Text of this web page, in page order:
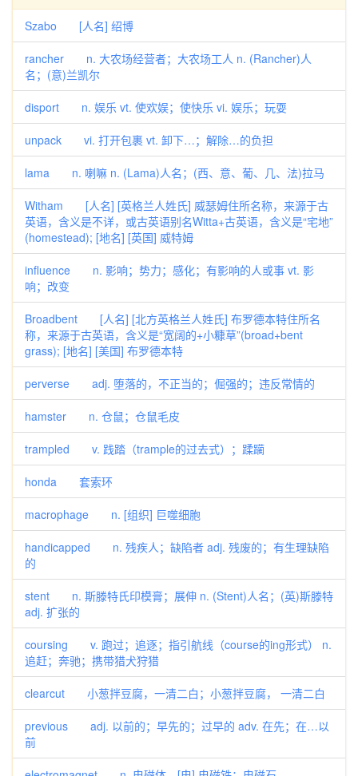
Szabo [人名] 绍博
rancher n. 大农场经营者；大农场工人 n. (Rancher)人
名；(意)兰凯尔
disport n. 娱乐 vt. 使欢娱；使快乐 vi. 娱乐；玩耍
unpack vi. 打开包裹 vt. 卸下…；解除…的负担
lama n. 喇嘛 n. (Lama)人名；(西、意、葡、几、法)拉马
Witham [人名] [英格兰人姓氏] 威瑟姆住所名称，来源于古
英语，含义是不详，或古英语别名Witta+古英语，含义是“宅地”
(homestead); [地名] [英国] 威特姆
influence n. 影响；势力；感化；有影响的人或事 vt. 影
响；改变
Broadbent [人名] [北方英格兰人姓氏] 布罗德本特住所名
称，来源于古英语，含义是“宽阔的+小糠草”(broad+bent
grass); [地名] [美国] 布罗德本特
perverse adj. 堕落的，不正当的；倔强的；违反常情的
hamster n. 仓鼠；仓鼠毛皮
trampled v. 践踏（trample的过去式）；蹂躏
honda 套索环
macrophage n. [组织] 巨噬细胞
handicapped n. 残疾人；缺陷者 adj. 残废的；有生理缺陷
的
stent n. 斯滕特氏印模膏；展伸 n. (Stent)人名；(英)斯滕特
adj. 扩张的
coursing v. 跑过；追逐；指引航线（course的ing形式） n.
追赶；奔驰；携带猎犬狩猎
clearcut 小葱拌豆腐，一清二白；小葱拌豆腐， 一清二白
previous adj. 以前的；早先的；过早的 adv. 在先；在…以
前